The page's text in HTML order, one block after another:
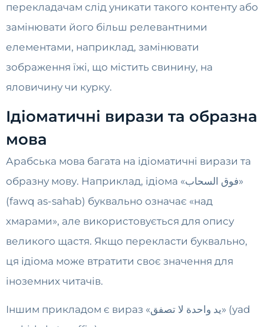
перекладачам слід уникати такого контенту або
замінювати його більш релевантними
елементами, наприклад, замінювати
зображення їжі, що містить свинину, на
яловичину чи курку.
Ідіоматичні вирази та образна
мова
Арабська мова багата на ідіоматичні вирази та
образну мову. Наприклад, ідіома «فوق السحاب»
(fawq as-sahab) буквально означає «над
хмарами», але використовується для опису
великого щастя. Якщо перекласти буквально,
ця ідіома може втратити своє значення для
іноземних читачів.
Іншим прикладом є вираз «يد واحدة لا تصفق» (yad